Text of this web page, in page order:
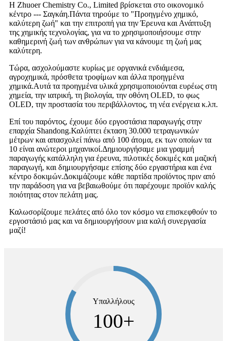
Η Zhuoer Chemistry Co., Limited βρίσκεται στο οικονομικό
κέντρο --- Σαγκάη.Πάντα τηρούμε το "Προηγμένο χημικό,
καλύτερη ζωή" και την επιτροπή για την Έρευνα και Ανάπτυξη
της χημικής τεχνολογίας, για να το χρησιμοποιήσουμε στην
καθημερινή ζωή των ανθρώπων για να κάνουμε τη ζωή μας
καλύτερη.
Τώρα, ασχολούμαστε κυρίως με οργανικά ενδιάμεσα,
αγροχημικά, πρόσθετα τροφίμων και άλλα προηγμένα
χημικά.Αυτά τα προηγμένα υλικά χρησιμοποιούνται ευρέως στη
χημεία, την ιατρική, τη βιολογία, την οθόνη OLED, το φως
OLED, την προστασία του περιβάλλοντος, τη νέα ενέργεια κ.λπ.
Επί του παρόντος, έχουμε δύο εργοστάσια παραγωγής στην
επαρχία Shandong.Καλύπτει έκταση 30.000 τετραγωνικών
μέτρων και απασχολεί πάνω από 100 άτομα, εκ των οποίων τα
10 είναι ανώτεροι μηχανικοί.Δημιουργήσαμε μια γραμμή
παραγωγής κατάλληλη για έρευνα, πιλοτικές δοκιμές και μαζική
παραγωγή, και δημιουργήσαμε επίσης δύο εργαστήρια και ένα
κέντρο δοκιμών.Δοκιμάζουμε κάθε παρτίδα προϊόντος πριν από
την παράδοση για να βεβαιωθούμε ότι παρέχουμε προϊόν καλής
ποιότητας στον πελάτη μας.
Καλωσορίζουμε πελάτες από όλο τον κόσμο να επισκεφθούν το
εργοστάσιό μας και να δημιουργήσουν μια καλή συνεργασία
μαζί!
Υπαλλήλους
100+